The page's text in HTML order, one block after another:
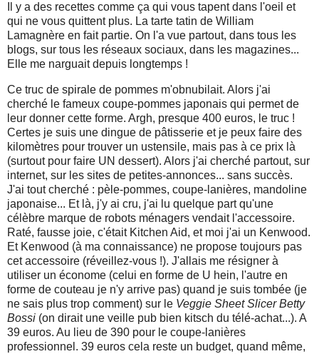
Il y a des recettes comme ça qui vous tapent dans l'oeil et
qui ne vous quittent plus. La tarte tatin de William
Lamagnère en fait partie. On l'a vue partout, dans tous les
blogs, sur tous les réseaux sociaux, dans les magazines...
Elle me narguait depuis longtemps !
Ce truc de spirale de pommes m'obnubilait. Alors j'ai
cherché le fameux coupe-pommes japonais qui permet de
leur donner cette forme. Argh, presque 400 euros, le truc !
Certes je suis une dingue de pâtisserie et je peux faire des
kilomètres pour trouver un ustensile, mais pas à ce prix là
(surtout pour faire UN dessert). Alors j'ai cherché partout, sur
internet, sur les sites de petites-annonces... sans succès.
J'ai tout cherché : pèle-pommes, coupe-lanières, mandoline
japonaise... Et là, j'y ai cru, j'ai lu quelque part qu'une
célèbre marque de robots ménagers vendait l'accessoire.
Raté, fausse joie, c'était Kitchen Aid, et moi j'ai un Kenwood.
Et Kenwood (à ma connaissance) ne propose toujours pas
cet accessoire (réveillez-vous !). J'allais me résigner à
utiliser un économe (celui en forme de U hein, l'autre en
forme de couteau je n'y arrive pas) quand je suis tombée (je
ne sais plus trop comment) sur le Veggie Sheet Slicer Betty
Bossi (on dirait une veille pub bien kitsch du télé-achat...). A
39 euros. Au lieu de 390 pour le coupe-lanières
professionnel. 39 euros cela reste un budget, quand même,